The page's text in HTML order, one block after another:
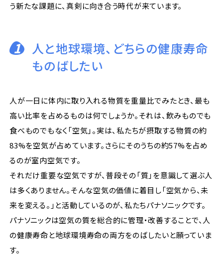
う新たな課題に、真剣に向き合う時代が来ています。
1
人と地球環境、どちらの健康寿命
ものばしたい
人が一日に体内に取り入れる物質を重量比でみたとき、最も
高い比率を占めるものは何でしょうか。それは、飲みものでも
食べものでもなく「空気」。実は、私たちが摂取する物質の約
83%を空気が占めています。さらにそのうちの約57%を占め
るのが室内空気です。
それだけ重要な空気ですが、普段その「質」を意識して選ぶ人
は多くありません。そんな空気の価値に着目し「空気から、未
来を変える。」と活動しているのが、私たちパナソニックです。
パナソニックは空気の質を総合的に管理・改善することで、人
の健康寿命と地球環境寿命の両方をのばしたいと願っていま
す。